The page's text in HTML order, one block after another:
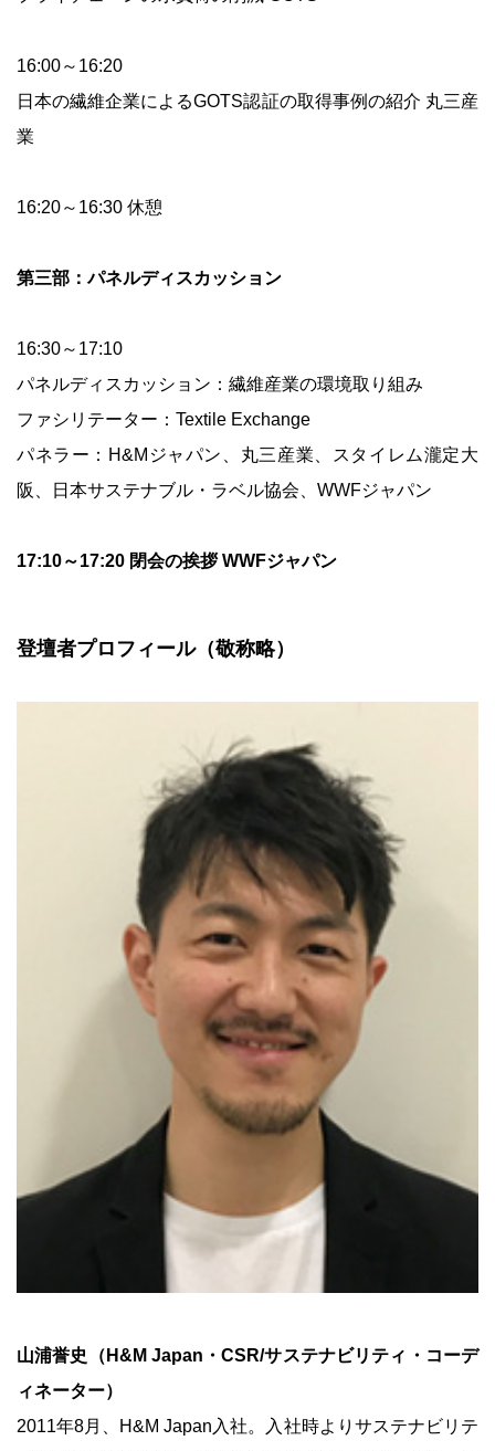
16:00～16:20
日本の繊維企業によるGOTS認証の取得事例の紹介 丸三産
業
16:20～16:30 休憩
第三部：パネルディスカッション
16:30～17:10
パネルディスカッション：繊維産業の環境取り組み
ファシリテーター：Textile Exchange
パネラー：H&Mジャパン、丸三産業、スタイレム瀧定大
阪、日本サステナブル・ラベル協会、WWFジャパン
17:10～17:20 閉会の挨拶 WWFジャパン
登壇者プロフィール（敬称略）
山浦誉史（H&M Japan・CSR/サステナビリティ・コーデ
ィネーター）
2011年8月、H&M Japan入社。入社時よりサステナビリテ